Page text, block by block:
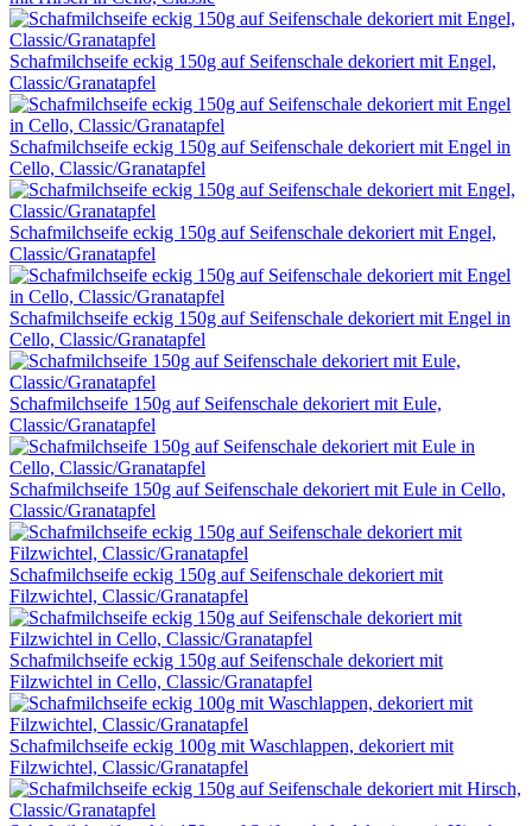
Schafmilchseife eckig 150g auf Seifenschale dekoriert mit Engel,
Classic/Granatapfel
Schafmilchseife eckig 150g auf Seifenschale dekoriert mit Engel in
Cello, Classic/Granatapfel
Schafmilchseife eckig 150g auf Seifenschale dekoriert mit Engel,
Classic/Granatapfel
Schafmilchseife eckig 150g auf Seifenschale dekoriert mit Engel in
Cello, Classic/Granatapfel
Schafmilchseife 150g auf Seifenschale dekoriert mit Eule,
Classic/Granatapfel
Schafmilchseife 150g auf Seifenschale dekoriert mit Eule in Cello,
Classic/Granatapfel
Schafmilchseife eckig 150g auf Seifenschale dekoriert mit
Filzwichtel, Classic/Granatapfel
Schafmilchseife eckig 150g auf Seifenschale dekoriert mit
Filzwichtel in Cello, Classic/Granatapfel
Schafmilchseife eckig 100g mit Waschlappen, dekoriert mit
Filzwichtel, Classic/Granatapfel